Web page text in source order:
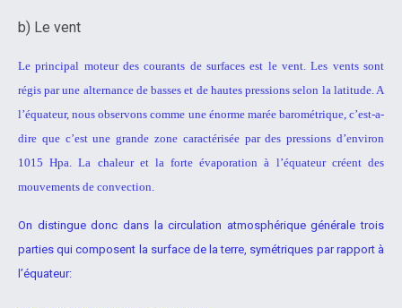
b) Le vent
Le principal moteur des courants de surfaces est le vent.Les vents sont
régis par une alternance de basses et de hautes pressionsselon la latitude. A
l’équateur, nous observons comme une énorme marée barométrique, c’est-a-
dire que c’est une grande zone caractérisée pardes pressions d’environ
1015 Hpa. La chaleur et la forte évaporation à l’équateur créent des
mouvements de convection.
On distingue donc dans la circulation atmosphérique générale trois
parties qui composent la surface de la terre, symétriques par rapport à
l’équateur: